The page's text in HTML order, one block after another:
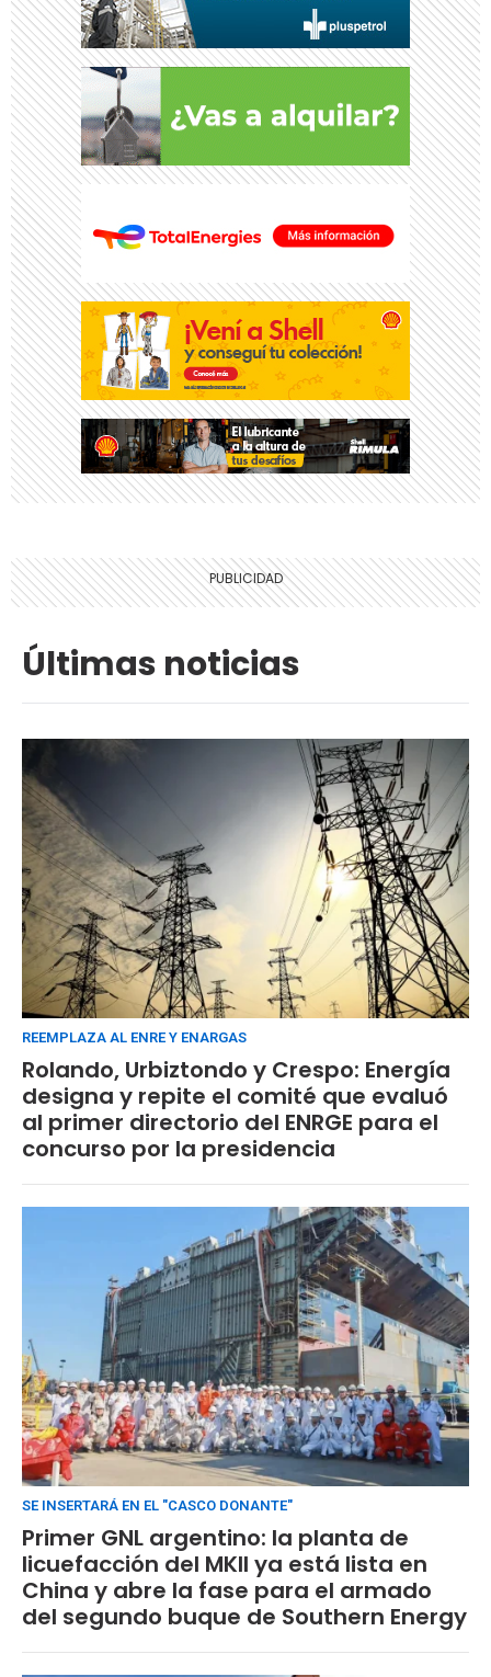
Últimas noticias
REEMPLAZA AL ENRE Y ENARGAS
Rolando, Urbiztondo y Crespo: Energía
designa y repite el comité que evaluó
al primer directorio del ENRGE para el
concurso por la presidencia
SE INSERTARÁ EN EL "CASCO DONANTE"
Primer GNL argentino: la planta de
licuefacción del MKII ya está lista en
China y abre la fase para el armado
del segundo buque de Southern Energy